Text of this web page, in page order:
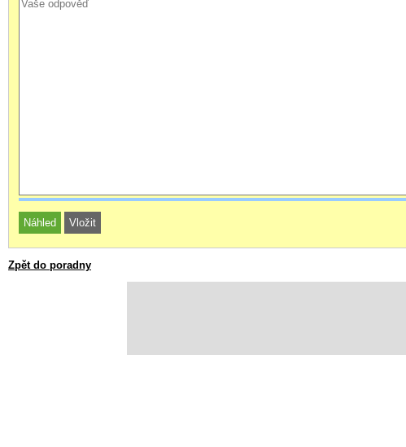
Zpět do poradny